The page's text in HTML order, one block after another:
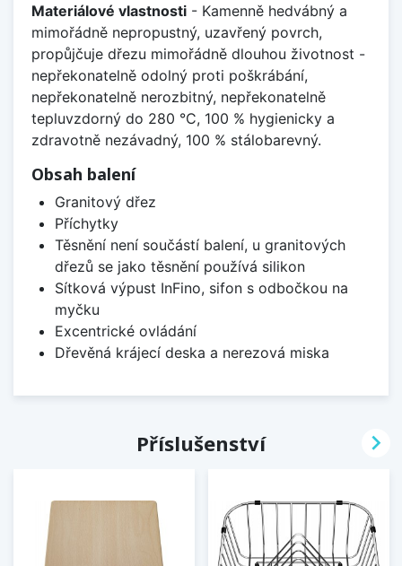
Materiálové vlastnosti - Kamenně hedvábný a
mimořádně nepropustný, uzavřený povrch,
propůjčuje dřezu mimořádně dlouhou životnost -
nepřekonatelně odolný proti poškrábání,
nepřekonatelně nerozbitný, nepřekonatelně
tepluvzdorný do 280 °C, 100 % hygienicky a
zdravotně nezávadný, 100 % stálobarevný.
Obsah balení
Granitový dřez
Příchytky
Těsnění není součástí balení, u granitových
dřezů se jako těsnění používá silikon
Sítková výpust InFino, sifon s odbočkou na
myčku
Excentrické ovládání
Dřevěná krájecí deska a nerezová miska
Příslušenství 